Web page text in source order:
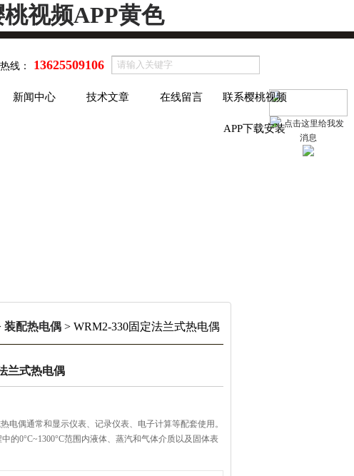
视频APP黄色
： 13625509106
新闻中心 技术文章 在线留言 联系樱桃视频
APP下载安装
装配热电偶 > WRM2-330固定法兰式热电偶
兰式热电偶
偶通常和显示仪表、记录仪表、电子计算等配套使用。
的0°C~1300°C范围内液体、蒸汽和气体介质以及固体表